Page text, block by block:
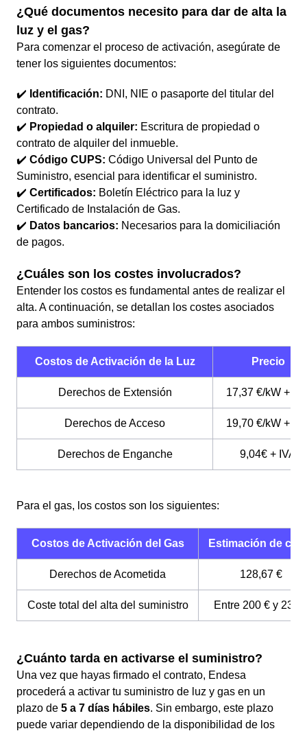
¿Qué documentos necesito para dar de alta la
luz y el gas?
Para comenzar el proceso de activación, asegúrate de
tener los siguientes documentos:
✔️ Identificación: DNI, NIE o pasaporte del titular del
contrato.
✔️ Propiedad o alquiler: Escritura de propiedad o
contrato de alquiler del inmueble.
✔️ Código CUPS: Código Universal del Punto de
Suministro, esencial para identificar el suministro.
✔️ Certificados: Boletín Eléctrico para la luz y
Certificado de Instalación de Gas.
✔️ Datos bancarios: Necesarios para la domiciliación
de pagos.
¿Cuáles son los costes involucrados?
Entender los costos es fundamental antes de realizar el
alta. A continuación, se detallan los costes asociados
para ambos suministros:
Costos de Activación de la Luz Precio
Derechos de Extensión 17,37 €/kW +
Derechos de Acceso 19,70 €/kW +
Derechos de Enganche 9,04€ + IVA
Para el gas, los costos son los siguientes:
Costos de Activación del Gas Estimación de
Derechos de Acometida 128,67 €
Coste total del alta del suministro Entre 200 € y 235
¿Cuánto tarda en activarse el suministro?
Una vez que hayas firmado el contrato, Endesa
procederá a activar tu suministro de luz y gas en un
plazo de 5 a 7 días hábiles. Sin embargo, este plazo
puede variar dependiendo de la disponibilidad de los